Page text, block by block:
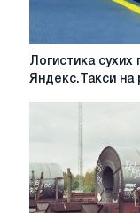
Логистика
сухих
готовим
аналог
Яндекс.Такси
на
Логистика сухих
Яндекс.Такси на